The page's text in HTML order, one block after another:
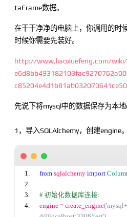
taFrame数据。
在干干净净的电脑上，你调用的时
时候你需要先装好。
http://www.liaoxuefeng.com/
先说下将mysql中的数据保存为本地
1，导入SQLAlchemy，创建engine。
from sqlalchemy import
# 初始化数据库连接:
engine = create_engine('